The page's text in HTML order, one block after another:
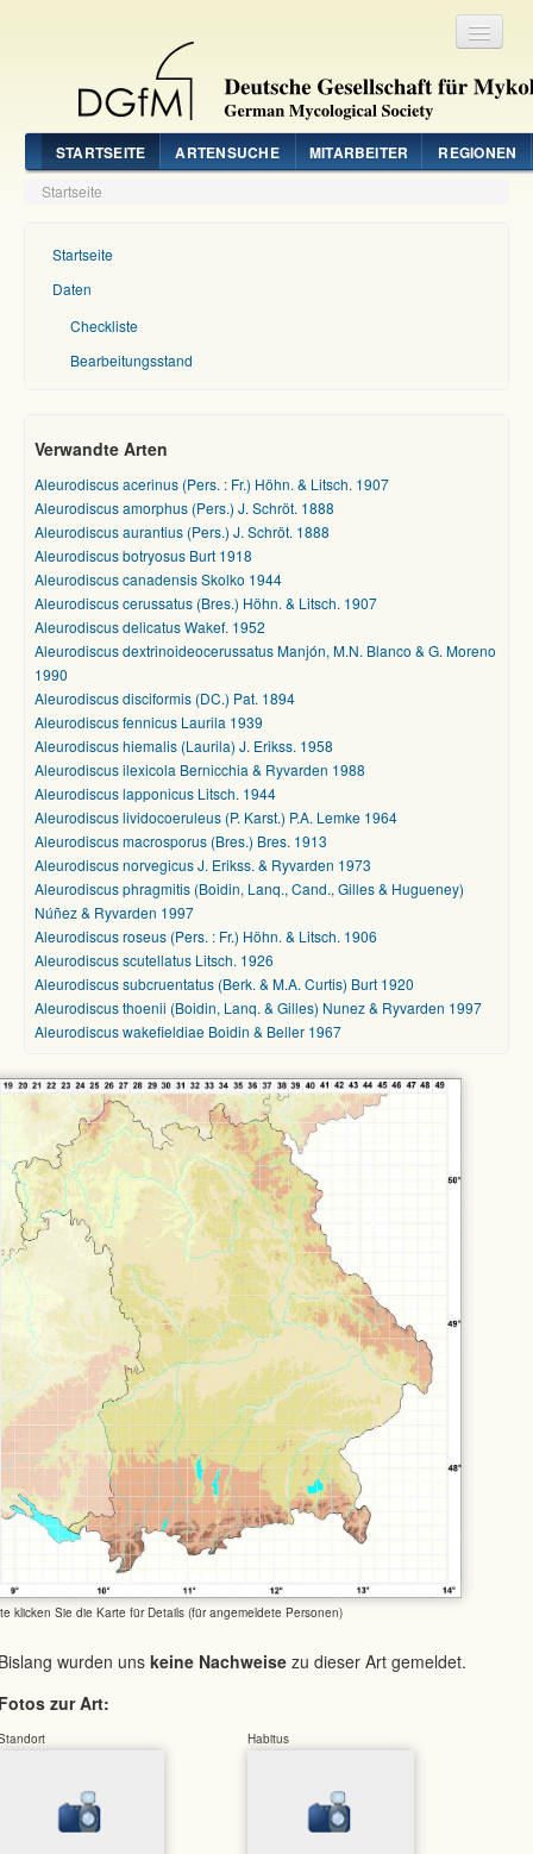
STARTSEITE ARTENSUCHE MITARBEITER REGIONEN
Startseite
Startseite
Daten
Checkliste
Bearbeitungsstand
Verwandte Arten
Aleurodiscus acerinus (Pers. : Fr.) Höhn. & Litsch. 1907
Aleurodiscus amorphus (Pers.) J. Schröt. 1888
Aleurodiscus aurantius (Pers.) J. Schröt. 1888
Aleurodiscus botryosus Burt 1918
Aleurodiscus canadensis Skolko 1944
Aleurodiscus cerussatus (Bres.) Höhn. & Litsch. 1907
Aleurodiscus delicatus Wakef. 1952
Aleurodiscus dextrinoideocerussatus Manjón, M.N. Blanco & G. Moreno
1990
Aleurodiscus disciformis (DC.) Pat. 1894
Aleurodiscus fennicus Laurila 1939
Aleurodiscus hiemalis (Laurila) J. Erikss. 1958
Aleurodiscus ilexicola Bernicchia & Ryvarden 1988
Aleurodiscus lapponicus Litsch. 1944
Aleurodiscus lividocoeruleus (P. Karst.) P.A. Lemke 1964
Aleurodiscus macrosporus (Bres.) Bres. 1913
Aleurodiscus norvegicus J. Erikss. & Ryvarden 1973
Aleurodiscus phragmitis (Boidin, Lanq., Cand., Gilles & Hugueney)
Núñez & Ryvarden 1997
Aleurodiscus roseus (Pers. : Fr.) Höhn. & Litsch. 1906
Aleurodiscus scutellatus Litsch. 1926
Aleurodiscus subcruentatus (Berk. & M.A. Curtis) Burt 1920
Aleurodiscus thoenii (Boidin, Lanq. & Gilles) Nunez & Ryvarden 1997
Aleurodiscus wakefieldiae Boidin & Beller 1967
klicken Sie die Karte für Details (für angemeldete Personen)
wurden uns keine Nachweise zu dieser Art gemeldet.
zur Art:
Habitus